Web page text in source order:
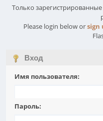
Только
Please login below orsign
Вход
Имя пользователя:
Пароль: